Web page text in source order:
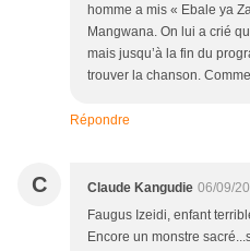
homme a mis « Ebale ya
Mangwana. On lui a crié
mais jusqu’à la fin du
trouver la chanson.
Répondre
C Claude Kangudie 06/09/
Faugus Izeidi, enfant
Encore un monstre